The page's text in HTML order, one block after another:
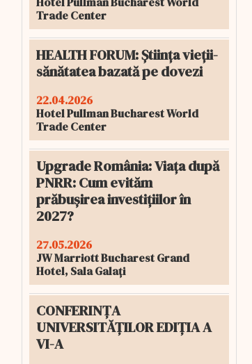
Trade Center
HEALTH FORUM: Știința vieții-
sănătatea bazată pe dovezi
22.04.2026
Hotel Pullman Bucharest World
Trade Center
Upgrade România: Viața după
PNRR: Cum evităm
prăbușirea investițiilor în
2027?
27.05.2026
JW Marriott Bucharest Grand
Hotel, Sala Galați
CONFERINȚA
UNIVERSITĂȚILOR EDIȚIA A
VI-A